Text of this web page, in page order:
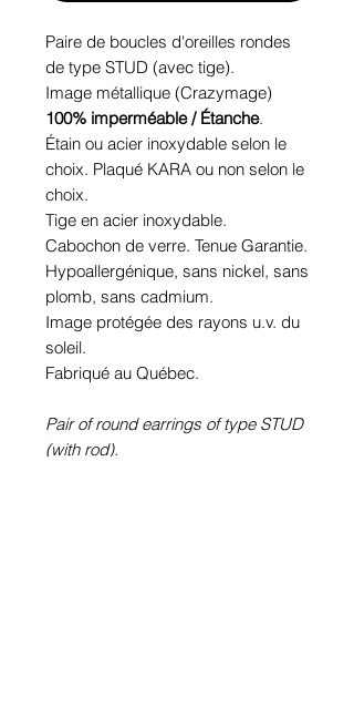
Paire de boucles d'oreilles rondes
de type STUD (avec tige).
Image métallique (Crazymage)
100% imperméable / Étanche.
Étain ou acier inoxydable selon le
choix. Plaqué KARA ou non selon le
choix.
Tige en acier inoxydable.
Cabochon de verre. Tenue Garantie.
Hypoallergénique, sans nickel, sans
plomb, sans cadmium.
Image protégée des rayons u.v. du
soleil.
Fabriqué au Québec.
Pair of round earrings of type STUD
(with rod).